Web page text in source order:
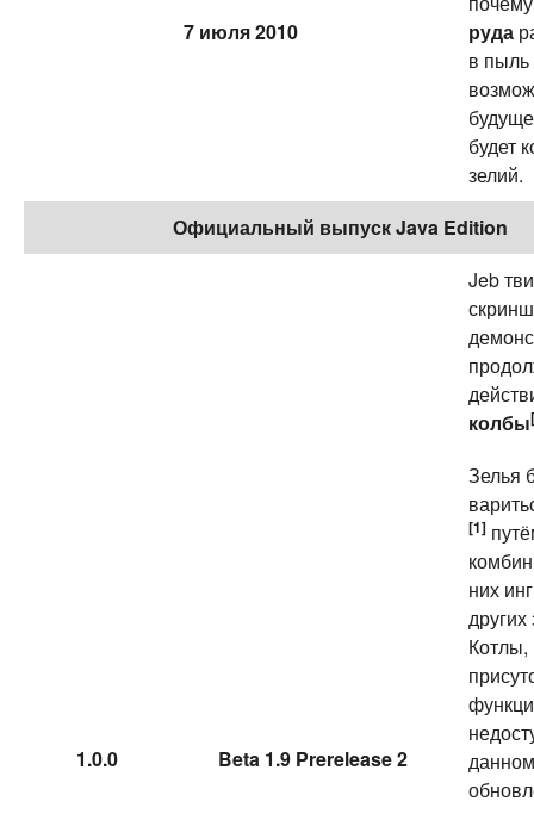
7 июля 2010
руда
в
будет
зелий.
Официальный выпуск Java Edition
1.0.0 Beta 1.9 Prerelease 2
Jeb
колбы
Зелья
[1]
них
других
Котлы,
данном